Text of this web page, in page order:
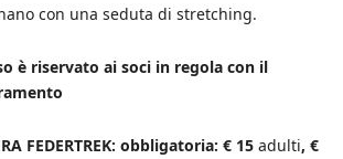
con una seduta di stretching.
è riservato ai soci in regola con il
FEDERTREK: obbligatoria: € 15 adulti, €